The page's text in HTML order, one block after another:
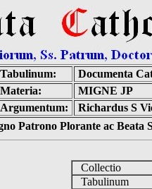
Tabulinum:
Documenta
Materia:
MIGNE JP
Argumentum:
Richardus S
Patrono Plorante ac
Collectio
Tabulinum